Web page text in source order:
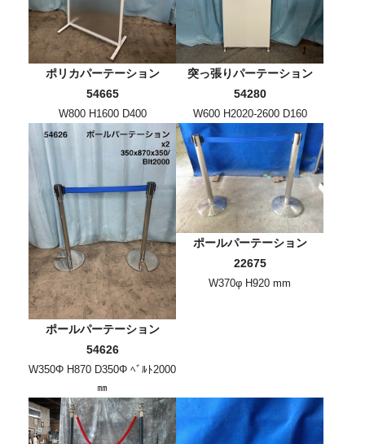
ポリカパーテーション
54665
W800 H1600 D400
突っ張りパーテーション
54280
W600 H2020-2600 D160
ポールパーテーション
54626
W350Φ H870 D350Φ ﾍﾞﾙﾄ2000
㎜
ポールパーテーション
22675
W370φ H920 mm